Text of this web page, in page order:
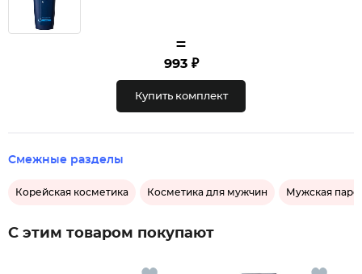
=
993 ₽
Купить комплект
Смежные разделы
Корейская косметика Косметика для мужчин Мужская
С этим товаром покупают